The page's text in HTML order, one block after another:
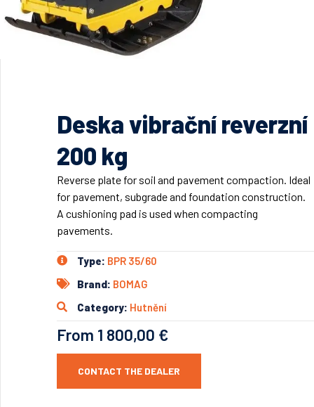
Deska vibrační reverzní
200 kg
Reverse plate for soil and pavement compaction. Ideal
for pavement, subgrade and foundation construction.
A cushioning pad is used when compacting
pavements.
Type: BPR 35/60
Brand: BOMAG
Category: Hutnění
From 1 800,00 €
CONTACT THE DEALER